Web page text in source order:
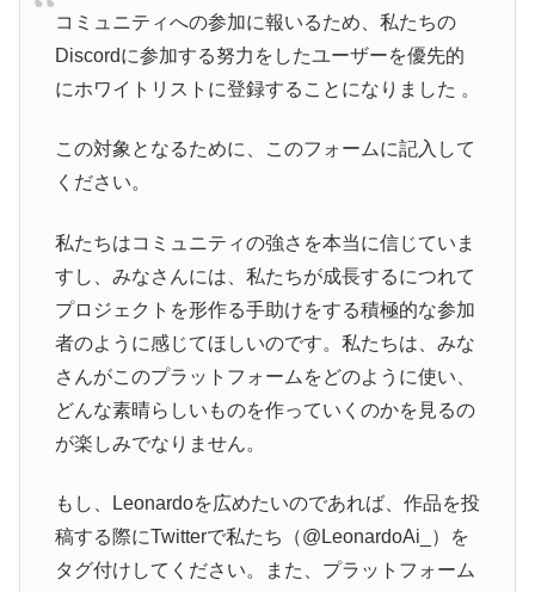
コミュニティへの参加に報いるため、私たちの
Discordに参加する努力をしたユーザーを優先的
にホワイトリストに登録することになりました 。
この対象となるために、このフォームに記入して
ください。
私たちはコミュニティの強さを本当に信じていま
すし、みなさんには、私たちが成長するにつれて
プロジェクトを形作る手助けをする積極的な参加
者のように感じてほしいのです。私たちは、みな
さんがこのプラットフォームをどのように使い、
どんな素晴らしいものを作っていくのかを見るの
が楽しみでなりません。
もし、Leonardoを広めたいのであれば、作品を投
稿する際にTwitterで私たち（@LeonardoAi_）を
タグ付けしてください。また、プラットフォーム